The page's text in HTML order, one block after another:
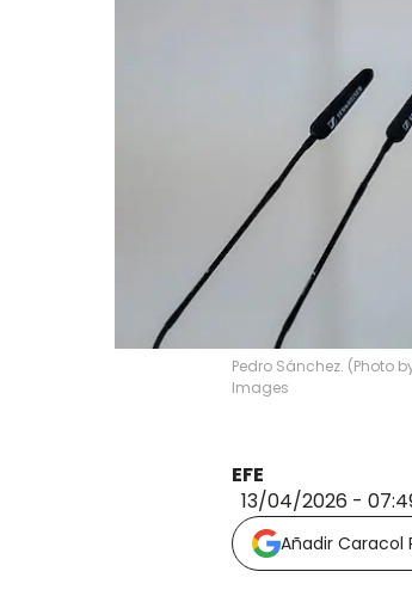
Pedro Sánchez. (Photo
Images
EFE
13/04/2026 -
Añadir Caracol